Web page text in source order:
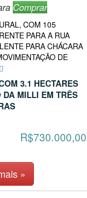
Comprar
COM 105
PARA A RUA
PARA CHÁCARA
DE
3.1 HECTARES
DA MILLI EM TRÊS
R$730.000,00
»